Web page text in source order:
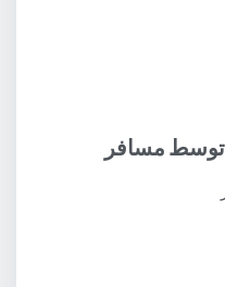
توسط مسافر